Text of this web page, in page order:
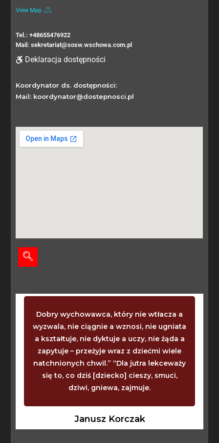
View Map
Tel.: +48655476922
Mail: sekretariat@sosw.wschowa.com.pl
Deklaracja dostępności
Koordynator ds. dostępności:
Mail: koordynator@dostepnosci.pl
Dobry wychowawca, który nie wtłacza a
wyzwala, nie ciągnie a wznosi, nie ugniata
a kształtuje, nie dyktuje a uczy, nie żąda a
zapytuje – przeżyje wraz z dziećmi wiele
natchnionych chwil.” “Dla jutra lekceważy
się to, co dziś [dziecko] cieszy, smuci,
dziwi, gniewa, zajmuje.
Janusz Korczak